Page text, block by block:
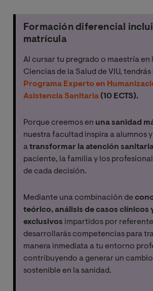
Formación diferencial
matrícula
Al cursar tu pregrado o maestría en
Ciencias de la Salud de VIU,
Programa Experto en
Asistencia Sanitaria (10 ECTS).
Porque creemos en una sanidad
nuestra facultad inspira a alumnos
atransformar la atención
paciente, la familia y los
de cada decisión.
Mediante una combinación de
teórico, análisis de casos clínicos
exclusivos impartidos por
desarrollarás competencias para
manera inmediata a tu entorno
contribuyendo a generar un
sostenible en la sanidad.